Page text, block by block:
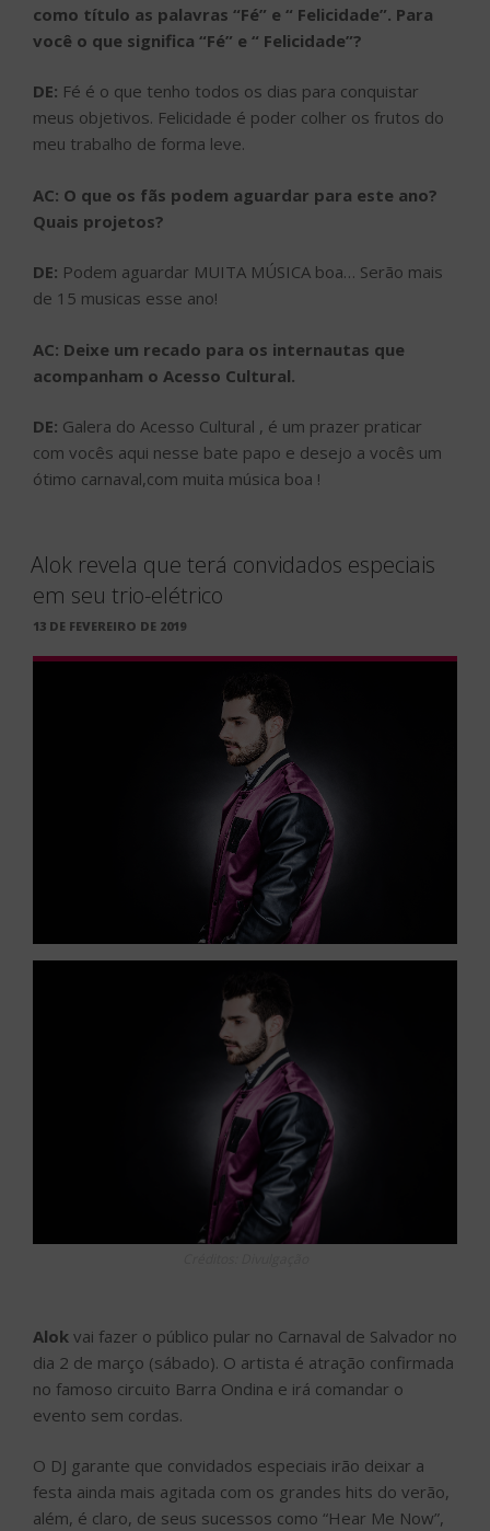
como título as palavras “Fé” e “ Felicidade”. Para
você o que significa “Fé” e “ Felicidade”?
DE: Fé é o que tenho todos os dias para conquistar
meus objetivos. Felicidade é poder colher os frutos do
meu trabalho de forma leve.
AC: O que os fãs podem aguardar para este ano?
Quais projetos?
DE: Podem aguardar MUITA MÚSICA boa… Serão mais
de 15 musicas esse ano!
AC: Deixe um recado para os internautas que
acompanham o Acesso Cultural.
DE: Galera do Acesso Cultural , é um prazer praticar
com vocês aqui nesse bate papo e desejo a vocês um
ótimo carnaval,com muita música boa !
Alok revela que terá convidados especiais
em seu trio-elétrico
PUBLICADO
13 DE FEVEREIRO DE 2019
Alok vai fazer o público pular no Carnaval de Salvador no
dia 2 de março (sábado). O artista é atração confirmada
no famoso circuito Barra Ondina e irá comandar o
evento sem cordas.
O DJ garante que convidados especiais irão deixar a
festa ainda mais agitada com os grandes hits do verão,
além, é claro, de seus sucessos como “Hear Me Now”,